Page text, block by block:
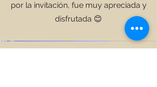
por la invitación, fue muy apreciada y
disfrutada 😊